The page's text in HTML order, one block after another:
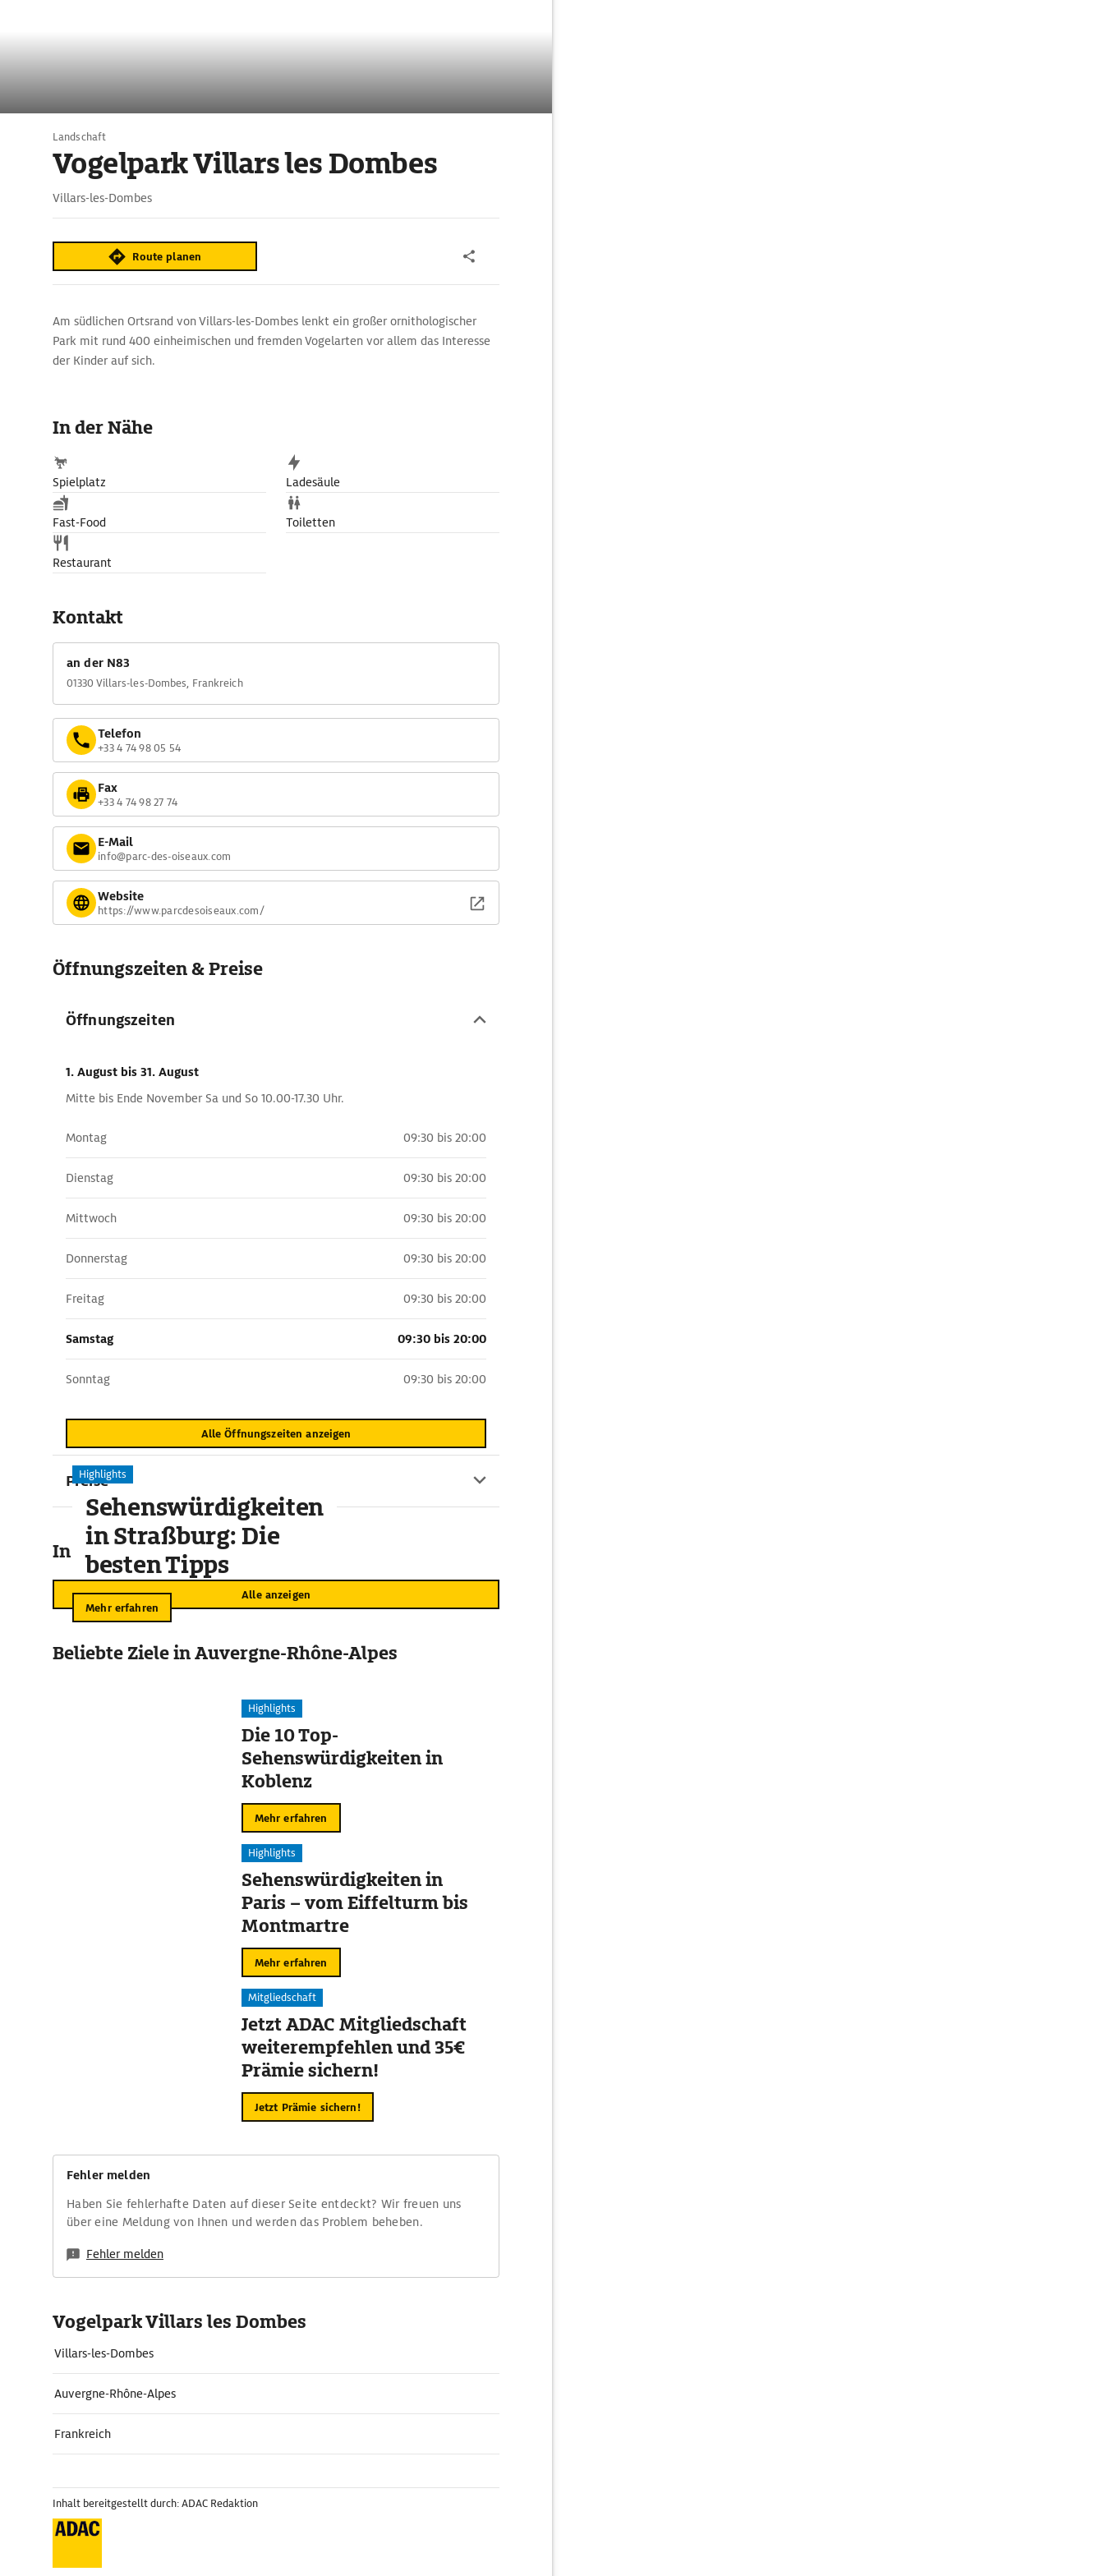
Landschaft
Vogelpark Villars les Dombes
Villars-les-Dombes
Route planen
Am südlichen Ortsrand von Villars-les-Dombes lenkt ein großer ornithologischer
Park mit rund 400 einheimischen und fremden Vogelarten vor allem das Interesse
der Kinder auf sich.
In der Nähe
Spielplatz Ladesäule
Fast-Food Toiletten
Restaurant
Kontakt
an der N83
01330 Villars-les-Dombes, Frankreich
Telefon
+33 4 74 98 05 54
Fax
+33 4 74 98 27 74
E-Mail
info@parc-des-oiseaux.com
Website
https://www.parcdesoiseaux.com/
Öffnungszeiten & Preise
Öffnungszeiten
1. August bis 31. August
Mitte bis Ende November Sa und So 10.00-17.30 Uhr.
Montag 09:30 bis 20:00
Dienstag 09:30 bis 20:00
Mittwoch 09:30 bis 20:00
Donnerstag 09:30 bis 20:00
Freitag 09:30 bis 20:00
Samstag 09:30 bis 20:00
Sonntag 09:30 bis 20:00
Alle Öffnungszeiten anzeigen
Preise
In der Umgebung
Alle anzeigen
Highlights
Sehenswürdigkeiten
in Straßburg: Die
besten Tipps
Mehr erfahren
Beliebte Ziele in Auvergne-Rhône-Alpes
Highlights
Die 10 Top-
Sehenswürdigkeiten in
Koblenz
Mehr erfahren
Highlights
Sehenswürdigkeiten in
Paris – vom Eiffelturm bis
Montmartre
Mehr erfahren
Mitgliedschaft
Jetzt ADAC Mitgliedschaft
weiterempfehlen und 35€
Prämie sichern!
Jetzt Prämie sichern!
Fehler melden
Haben Sie fehlerhafte Daten auf dieser Seite entdeckt? Wir freuen uns
über eine Meldung von Ihnen und werden das Problem beheben.
Fehler melden
Vogelpark Villars les Dombes
Villars-les-Dombes
Auvergne-Rhône-Alpes
Frankreich
Inhalt bereitgestellt durch: ADAC Redaktion